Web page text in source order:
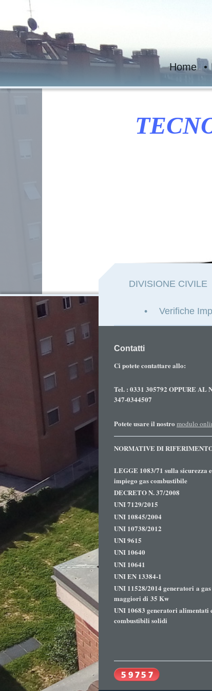
Home
DIVISIONE CIVILE
Verifiche
Contatti
Ci potete contattare allo:
Tel. : 0331 305792 OPPURE AL
347-0344507
Potete usare il nostro modulo
NORMATIVE DI
LEGGE 1083/71 sulla sicurezza
impiego gas combustibile
DECRETO N. 37/2008
UNI 7129/2015
UNI 10845/2004
UNI 10738/2012
UNI 9615
UNI 10640
UNI 10641
UNI EN 13384-1
UNI 11528/2014 generatori a gas
maggiori di 35 Kw
UNI 10683 generatori alimentati
combustibili solidi